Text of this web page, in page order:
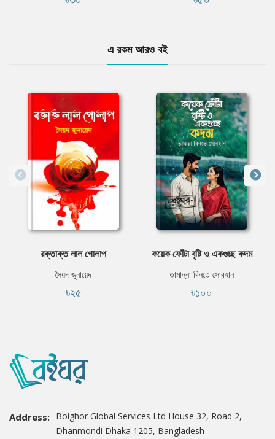
এ রকম আরও বই
রক্তাক্ত লাল গোলাপ
সৈয়দ জুনায়েদ
৳২৫
কয়েক ফোঁটা বৃষ্টি ও একগুচ্ছ কদম
তামান্না বিনতে সোবহান
৳১০০
Address: Boighor Global Services Ltd House 32, Road 2,
Dhanmondi Dhaka 1205, Bangladesh